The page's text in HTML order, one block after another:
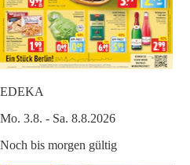
EDEKA
Mo. 3.8. - Sa. 8.8.2026
Noch bis morgen gültig